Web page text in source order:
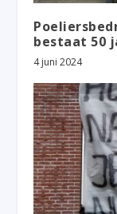
bestaat 50
4 juni 2024